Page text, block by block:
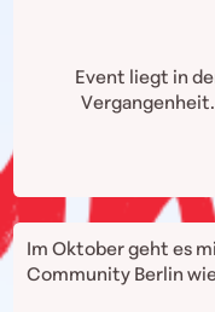
Event liegt in
Vergangenheit.
Im Oktober geht es
Community Berlin